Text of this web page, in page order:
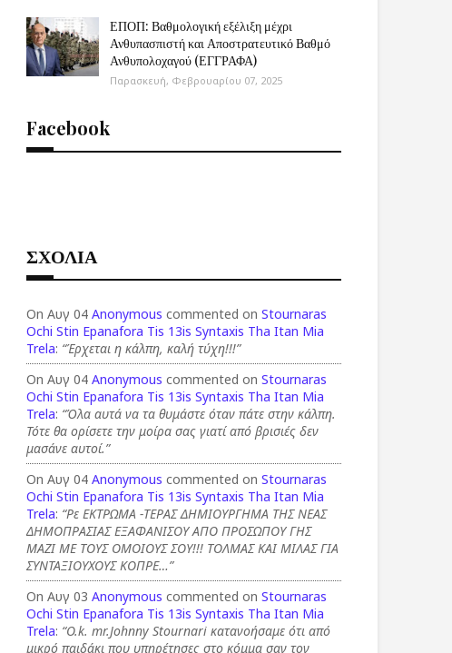
ΕΠΟΠ: Βαθμολογική εξέλιξη μέχρι
Ανθυπασπιστή και Αποστρατευτικό Βαθμό
Ανθυπολοχαγού (ΕΓΓΡΑΦΑ)
Παρασκευή, Φεβρουαρίου 07, 2025
Facebook
ΣΧΟΛΙΑ
On Αυγ 04Anonymous commented onStournaras
Ochi Stin Epanafora Tis 13is Syntaxis Tha Itan Mia
Trela: “Έρχεται η κάλπη, καλή τύχη!!!”
On Αυγ 04Anonymous commented onStournaras
Ochi Stin Epanafora Tis 13is Syntaxis Tha Itan Mia
Trela: “Όλα αυτά να τα θυμάστε όταν πάτε στην κάλπη.
Τότε θα ορίσετε την μοίρα σας γιατί από βρισιές δεν
μασάνε αυτοί.”
On Αυγ 04Anonymous commented onStournaras
Ochi Stin Epanafora Tis 13is Syntaxis Tha Itan Mia
Trela: “Ρε ΕΚΤΡΩΜΑ -ΤΕΡΑΣ ΔΗΜΙΟΥΡΓΗΜΑ ΤΗΣ ΝΕΑΣ
ΔΗΜΟΠΡΑΣΙΑΣ ΕΞΑΦΑΝΙΣΟΥ ΑΠΟ ΠΡΟΣΩΠΟΥ ΓΗΣ
ΜΑΖΙ ΜΕ ΤΟΥΣ ΟΜΟΙΟΥΣ ΣΟΥ!!! ΤΟΛΜΑΣ ΚΑΙ ΜΙΛΑΣ ΓΙΑ
ΣΥΝΤΑΞΙΟΥΧΟΥΣ ΚΟΠΡΕ…”
On Αυγ 03Anonymous commented onStournaras
Ochi Stin Epanafora Tis 13is Syntaxis Tha Itan Mia
Trela: “O.k. mr.Johnny Stournari κατανοήσαμε ότι από
μικρό παιδάκι που υπηρέτησες στο κόμμα σαν τον